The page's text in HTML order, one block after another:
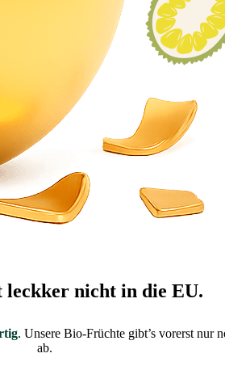
nicht in die EU.
. Unsere Bio-Früchte gibt’s vorerst nur
ab.